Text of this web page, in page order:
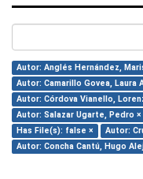
Autor: Anglés Hernández,
Autor: Camarillo Govea, Laura
Autor: Córdova Vianello,
Autor: Salazar Ugarte, Pedro ×
Has File(s): false ×
Autor:
Autor: Concha Cantú, Hugo